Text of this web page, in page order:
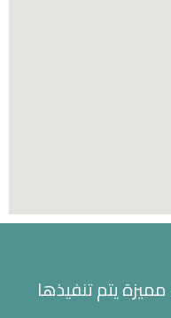
يتم تنفيذها